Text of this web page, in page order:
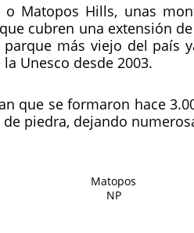
Matopos Hills, unas
cubren una extensión
más viejo del país
Unesco desde 2003.
que se formaron hace
piedra, dejando
Matopos
NP